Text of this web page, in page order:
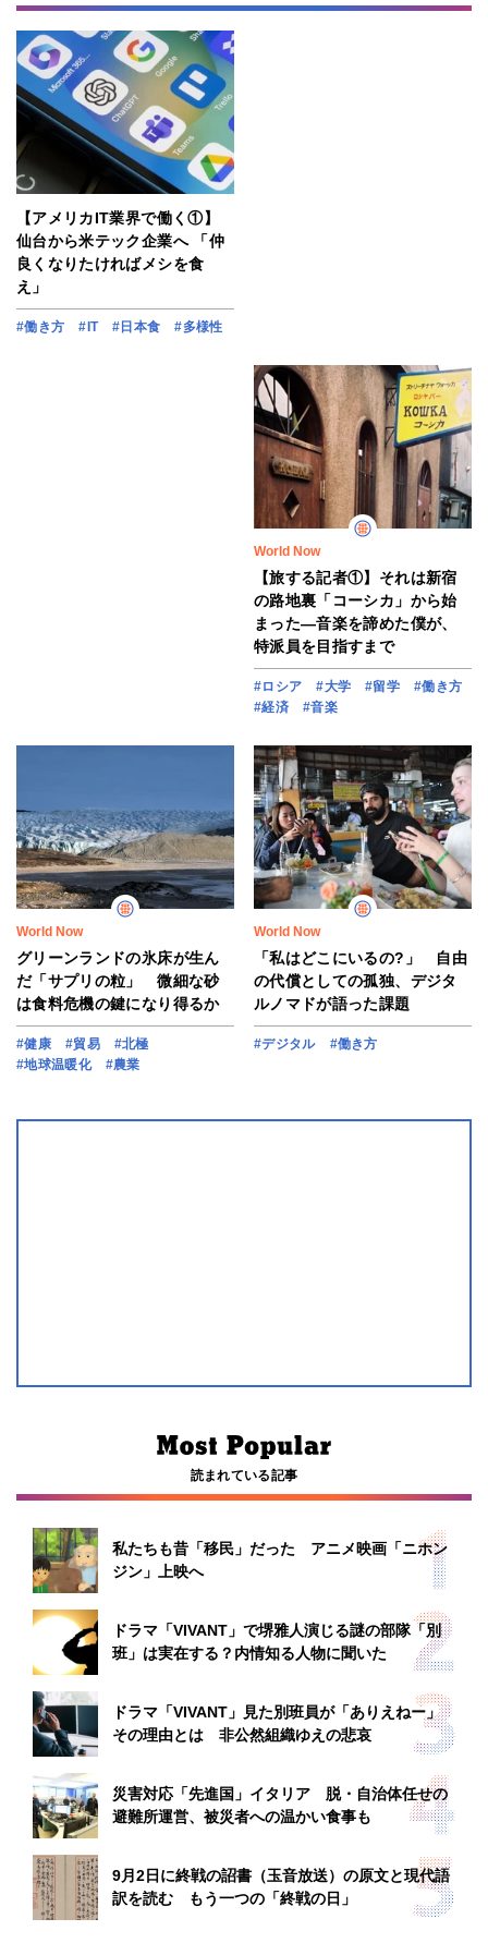
【アメリカIT業界で働く①】
仙台から米テック企業へ 「仲
良くなりたければメシを食
え」
#働き方 #IT #日本食 #多様性
World Now
【旅する記者①】それは新宿
の路地裏「コーシカ」から始
まった―音楽を諦めた僕が、
特派員を目指すまで
#ロシア #大学 #留学
#働き方
#経済
#音楽
World Now
グリーンランドの氷床が生ん
だ「サプリの粒」 微細な砂
は食料危機の鍵になり得るか
#健康 #貿易
#北極
#地球温暖化
#農業
World Now
「私はどこにいるの?」 自由
の代償としての孤独、デジタ
ルノマドが語った課題
#デジタル #働き方
読まれている記事
私たちも昔「移民」だった アニメ映画「ニホン
ジン」上映へ
ドラマ「VIVANT」で堺雅人演じる謎の部隊「別
班」は実在する？内情知る人物に聞いた
ドラマ「VIVANT」見た別班員が「ありえねー」
その理由とは 非公然組織ゆえの悲哀
災害対応「先進国」イタリア 脱・自治体任せの
避難所運営、被災者への温かい食事も
9月2日に終戦の詔書（玉音放送）の原文と現代語
訳を読む もう一つの「終戦の日」